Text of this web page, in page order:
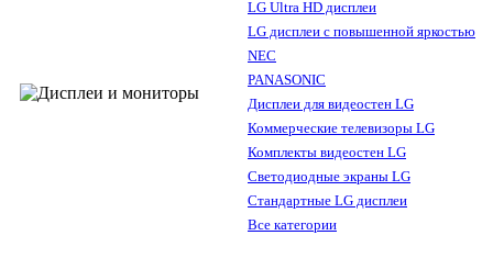
LG Ultra HD дисплеи
LG дисплеи с повышенной яркостью
NEC
PANASONIC
Дисплеи для видеостен LG
Коммерческие телевизоры LG
Комплекты видеостен LG
Светодиодные экраны LG
Стандартные LG дисплеи
Все категории